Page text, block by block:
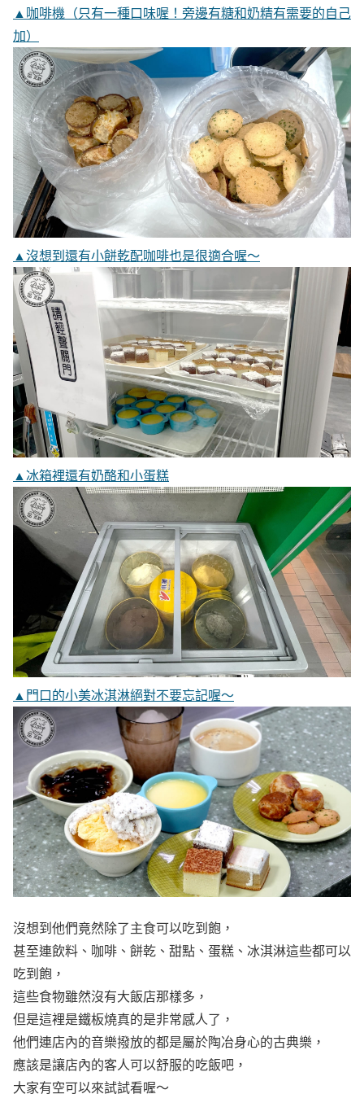
▲咖啡機（只有一種口味喔！旁邊有糖和奶精有需要的自己
加）
▲沒想到還有小餅乾配咖啡也是很適合喔～
▲冰箱裡還有奶酪和小蛋糕
▲門口的小美冰淇淋絕對不要忘記喔～
沒想到他們竟然除了主食可以吃到飽，
甚至連飲料、咖啡、餅乾、甜點、蛋糕、冰淇淋這些都可以
吃到飽，
這些食物雖然沒有大飯店那樣多，
但是這裡是鐵板燒真的是非常感人了，
他們連店內的音樂撥放的都是屬於陶冶身心的古典樂，
應該是讓店內的客人可以舒服的吃飯吧，
大家有空可以來試試看喔～